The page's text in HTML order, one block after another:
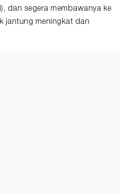
dan segera membawanya ke
jantung meningkat dan